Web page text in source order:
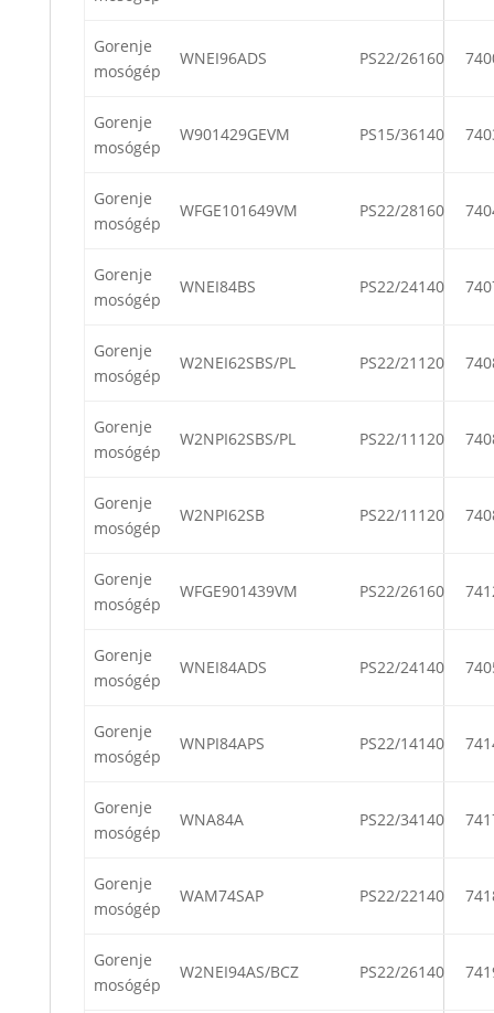
Gorenje
mosógép
WNEI96ADS PS22/26160
Gorenje
mosógép
W901429GEVM PS15/36140
Gorenje
mosógép
WFGE101649VM PS22/28160
Gorenje
mosógép
WNEI84BS PS22/24140
Gorenje
mosógép
W2NEI62SBS/PL PS22/21120
Gorenje
mosógép
W2NPI62SBS/PL PS22/11120
Gorenje
mosógép
W2NPI62SB PS22/11120
Gorenje
mosógép
WFGE901439VM PS22/26160
Gorenje
mosógép
WNEI84ADS PS22/24140
Gorenje
mosógép
WNPI84APS PS22/14140
Gorenje
mosógép
WNA84A PS22/34140
Gorenje
mosógép
WAM74SAP PS22/22140
Gorenje
mosógép
W2NEI94AS/BCZ PS22/26140